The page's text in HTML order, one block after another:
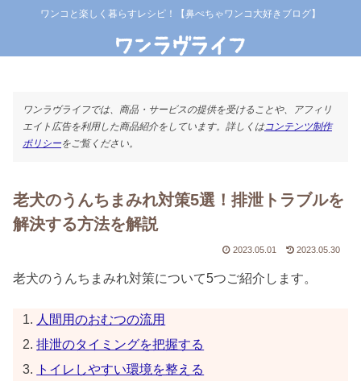
ワンコと楽しく暮らすレシピ！【鼻ぺちゃワンコ大好きブログ】
ワンラヴライフでは、商品・サービスの提供を受けることや、アフィリ
エイト広告を利用した商品紹介をしています。詳しくはコンテンツ制作
ポリシーをご覧ください。
老犬のうんちまみれ対策5選！排泄トラブルを
解決する方法を解説
2023.05.01 2023.05.30
老犬のうんちまみれ対策について5つご紹介します。
人間用のおむつの流用
排泄のタイミングを把握する
トイレしやすい環境を整える